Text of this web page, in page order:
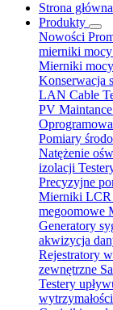
Strona główna
Produkty
Nowości
mierniki mocy
Mierniki mocy
Konserwacja
LAN Cable
PV Maintance
Pomiary
Natężenie
izolacji
Precyzyjne
Mierniki LCR
megoomowe
Generatory
akwizycja
Rejestratory
zewnętrzne
Testery